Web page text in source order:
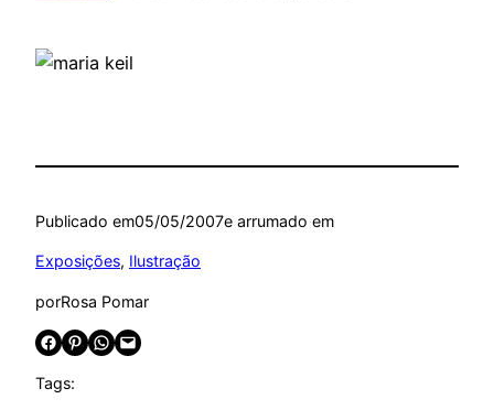
Publicado em05/05/2007e arrumado em
Exposições, Ilustração
porRosa Pomar
Share on Facebook Share on Pinterest Share on WhatsApp Email this Page
Tags: